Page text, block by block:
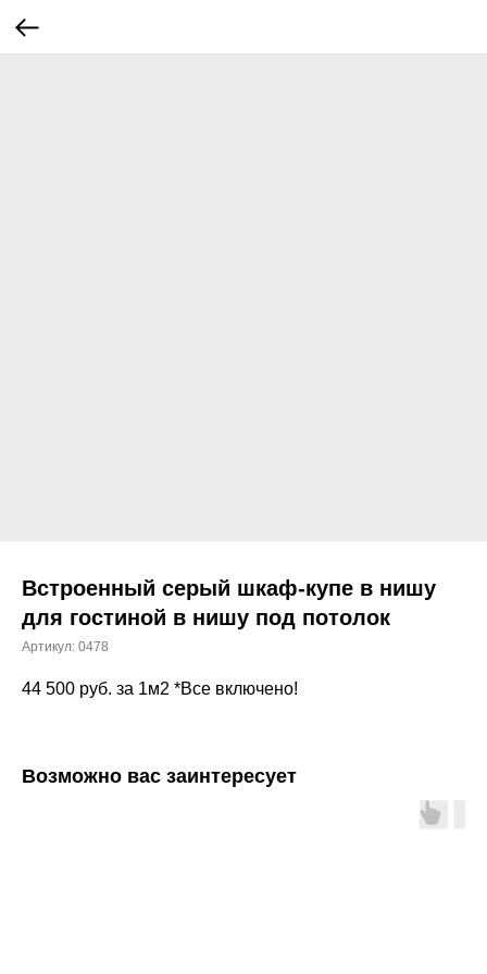
Встроенный серый шкаф-купе в нишу
для гостиной в нишу под потолок
Артикул: 0478
44 500 руб. за 1м2 *Все включено!
Возможно вас заинтересует